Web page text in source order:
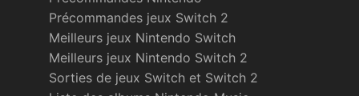
Précommandes jeux Switch 2
Meilleurs jeux Nintendo Switch
Meilleurs jeux Nintendo Switch 2
Sorties de jeux Switch et Switch 2